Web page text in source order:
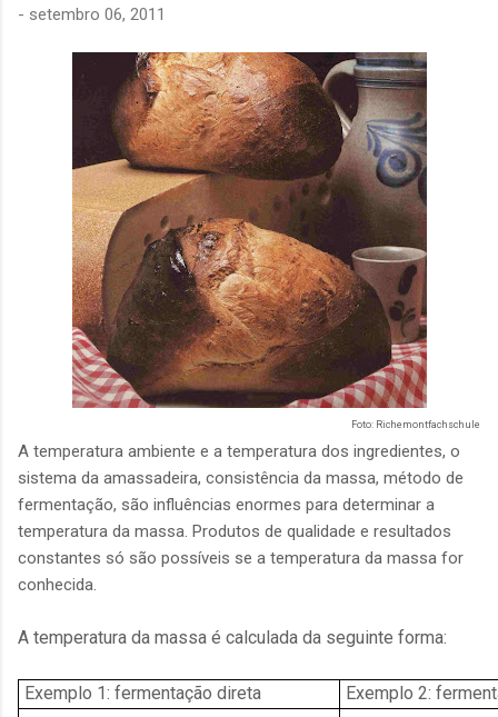
- setembro 06, 2011
Foto: Richemontfachschule
A temperatura ambiente e a temperatura dos ingredientes, o
sistema da amassadeira, consistência da massa, método de
fermentação, são influências enormes para determinar a
temperatura da massa. Produtos de qualidade e resultados
constantes só são possíveis se a temperatura da massa for
conhecida.
A temperatura da massa é calculada da seguinte forma:
Exemp lo 1: fermentação direta Exemp lo 2: